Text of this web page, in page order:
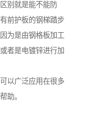
别就是能不能防
前护板的钢梯踏步
为是由钢格板加工
者是电镀锌进行加
以广泛应用在很多
助。